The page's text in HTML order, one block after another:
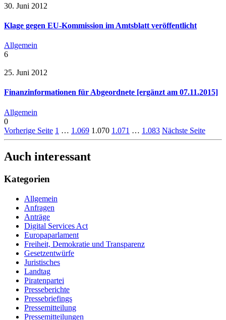
30. Juni 2012
Klage gegen EU-Kommission im Amtsblatt veröffentlicht
Allgemein
6
25. Juni 2012
Finanzinformationen für Abgeordnete [ergänzt am 07.11.2015]
Allgemein
0
Vorherige Seite 1 … 1.069 1.070 1.071 … 1.083 Nächste Seite
Auch interessant
Kategorien
Allgemein
Anfragen
Anträge
Digital Services Act
Europaparlament
Freiheit, Demokratie und Transparenz
Gesetzentwürfe
Juristisches
Landtag
Piratenpartei
Presseberichte
Pressebriefings
Pressemitteilung
Pressemitteilungen